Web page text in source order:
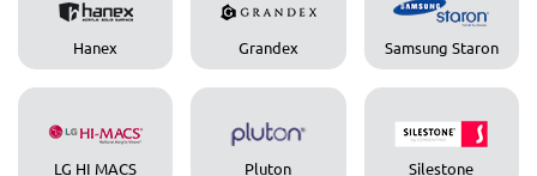
Hanex Grandex Samsung Staron
LG HI MACS Pluton Silestone